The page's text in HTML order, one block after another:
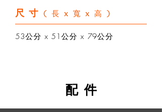
尺寸 (長x寬x高)
53公分 x 51公分 x 79公分
配 件